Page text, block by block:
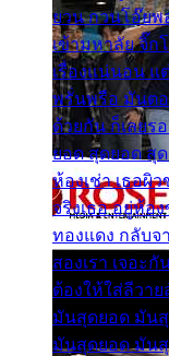
ยวน กวนโอ๊ยพ
เข้ามหาลัย จิ๊ก
เรื่องแน่นอน แ
พรั่นพรือ มันตอ
ด้วยกัน ก็เลยร
ยอด สุดยอด สุ
ห้องเช่า เธอผิ
จริงเธอ อยู่ห้อ
ทองแดง กลับจ
สองเรา เจอะ
ต้องให้ใส่ลีวา
มันสุดยอด มัน
มันสุดยอด มัน